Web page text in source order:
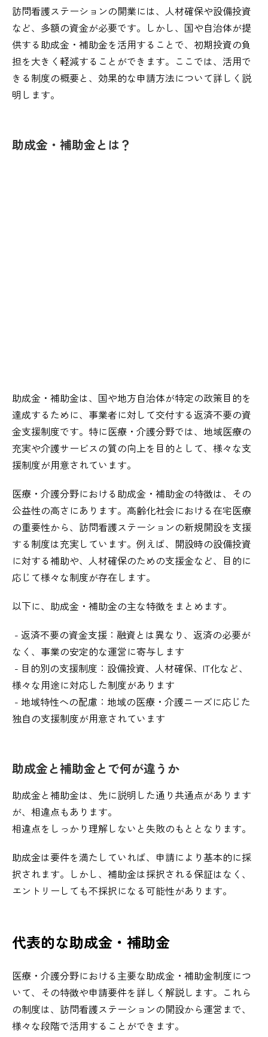
訪問看護ステーションの開業には、人材確保や設備投資
など、多額の資金が必要です。しかし、国や自治体が提
供する助成金・補助金を活用することで、初期投資の負
担を大きく軽減することができます。ここでは、活用で
きる制度の概要と、効果的な申請方法について詳しく説
明します。
助成金・補助金とは？
助成金・補助金は、国や地方自治体が特定の政策目的を
達成するために、事業者に対して交付する返済不要の資
金支援制度です。特に医療・介護分野では、地域医療の
充実や介護サービスの質の向上を目的として、様々な支
援制度が用意されています。
医療・介護分野における助成金・補助金の特徴は、その
公益性の高さにあります。高齢化社会における在宅医療
の重要性から、訪問看護ステーションの新規開設を支援
する制度は充実しています。例えば、開設時の設備投資
に対する補助や、人材確保のための支援金など、目的に
応じて様々な制度が存在します。
以下に、助成金・補助金の主な特徴をまとめます。
- 返済不要の資金支援：融資とは異なり、返済の必要が
なく、事業の安定的な運営に寄与します
- 目的別の支援制度：設備投資、人材確保、IT化など、
様々な用途に対応した制度があります
- 地域特性への配慮：地域の医療・介護ニーズに応じた
独自の支援制度が用意されています
助成金と補助金とで何が違うか
助成金と補助金は、先に説明した通り共通点があります
が、相違点もあります。
相違点をしっかり理解しないと失敗のもととなります。
助成金は要件を満たしていれば、申請により基本的に採
択されます。しかし、補助金は採択される保証はなく、
エントリーしても不採択になる可能性があります。
代表的な助成金・補助金
医療・介護分野における主要な助成金・補助金制度につ
いて、その特徴や申請要件を詳しく解説します。これら
の制度は、訪問看護ステーションの開設から運営まで、
様々な段階で活用することができます。